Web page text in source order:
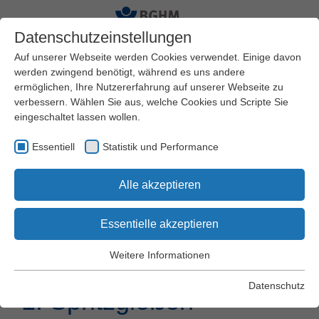
Startseite BGHM Artikel
Branche
Kunststoffindustrie, Teil
1: Spritzgießen
Datenschutzeinstellungen
Auf unserer Webseite werden Cookies verwendet. Einige davon
werden zwingend benötigt, während es uns andere
ermöglichen, Ihre Nutzererfahrung auf unserer Webseite zu
verbessern. Wählen Sie aus, welche Cookies und Scripte Sie
eingeschaltet lassen wollen.
Essentiell Statistik und Performance
Alle akzeptieren
Essentielle akzeptieren
Essentielle Cookies werden für grundlegende Funktionen der
Webseite einwandfrei funktioniert.
Weitere Informationen
Datenschutz